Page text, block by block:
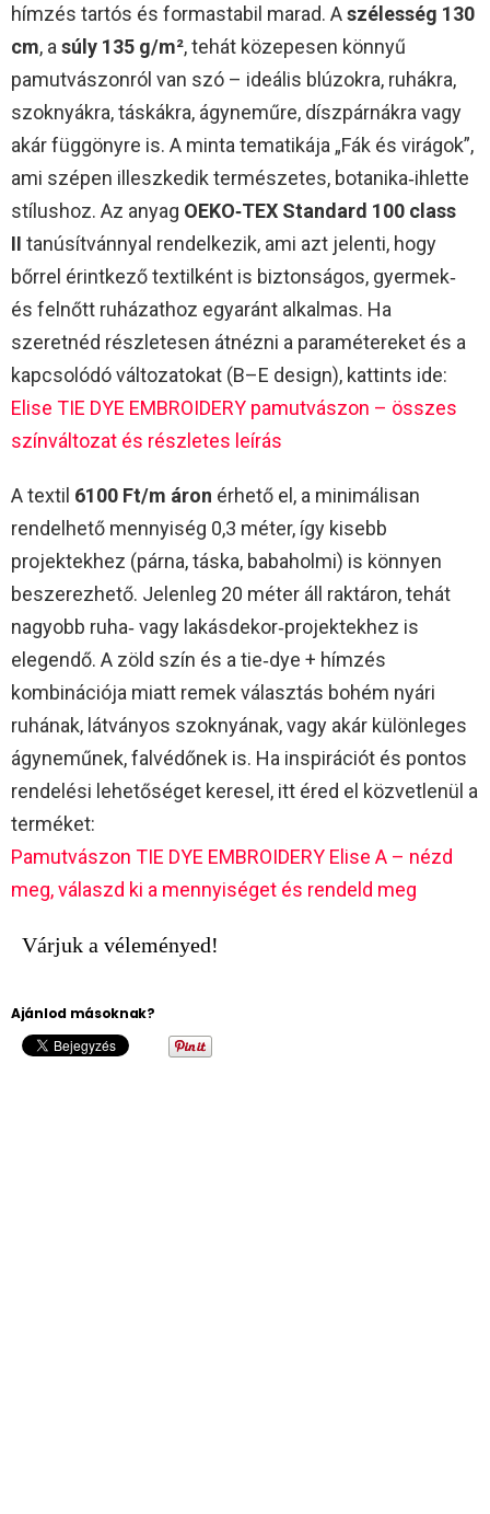
hímzés tartós és formastabil marad. Aszélesség 130
cm, a súly 135 g/m², tehát közepesen könnyű
pamutvászonról van szó – ideális blúzokra, ruhákra,
szoknyákra, táskákra, ágyneműre, díszpárnákra vagy
akár függönyre is. A minta tematikája „Fák és virágok”,
ami szépen illeszkedik természetes, botanika‑ihlette
stílushoz. Az anyag OEKO‑TEX Standard 100 class
II tanúsítvánnyal rendelkezik, ami azt jelenti, hogy
bőrrel érintkező textilként is biztonságos, gyermek‑
és felnőtt ruházathoz egyaránt alkalmas. Ha
szeretnéd részletesen átnézni a paramétereket és a
kapcsolódó változatokat (B–E design), kattints ide:
Elise TIE DYE EMBROIDERY pamutvászon – összes
színváltozat és részletes leírás
A textil 6100 Ft/m áron érhető el, a minimálisan
rendelhető mennyiség 0,3 méter, így kisebb
projektekhez (párna, táska, babaholmi) is könnyen
beszerezhető. Jelenleg 20 méter áll raktáron, tehát
nagyobb ruha‑ vagy lakásdekor‑projektekhez is
elegendő. A zöld szín és a tie‑dye + hímzés
kombinációja miatt remek választás bohém nyári
ruhának, látványos szoknyának, vagy akár különleges
ágyneműnek, falvédőnek is. Ha inspirációt és pontos
rendelési lehetőséget keresel, itt éred el közvetlenül a
terméket:
Pamutvászon TIE DYE EMBROIDERY Elise A – nézd
meg, válaszd ki a mennyiséget és rendeld meg
Várjuk a véleményed!
Ajánlod másoknak?